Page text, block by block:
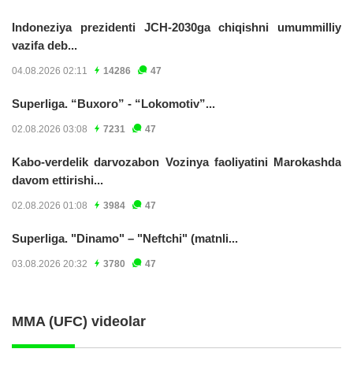
Indoneziya prezidenti JCH-2030ga chiqishni umummilliy
vazifa deb...
04.08.2026 02:11 14286 47
Superliga. “Buxoro” - “Lokomotiv”...
02.08.2026 03:08 7231 47
Kabo-verdelik darvozabon Vozinya faoliyatini Marokashda
davom ettirishi...
02.08.2026 01:08 3984 47
Superliga. "Dinamo" – "Neftchi" (matnli...
03.08.2026 20:32 3780 47
MMA (UFC) videolar